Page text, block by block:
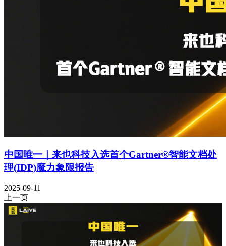
中国唯一｜来也科技入选首个Gartner®智能文档处
理(IDP)魔力象限报告
2025-09-11
上一页